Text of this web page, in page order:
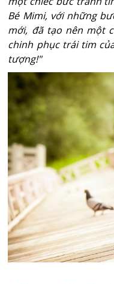
Bé Mimi, với những
mới, đã tạo nên một
chinh phục trái tim
tượng!"